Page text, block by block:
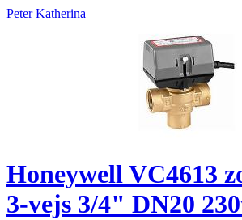
Peter Katherina
Honeywell VC4613
3-vejs 3/4" DN20